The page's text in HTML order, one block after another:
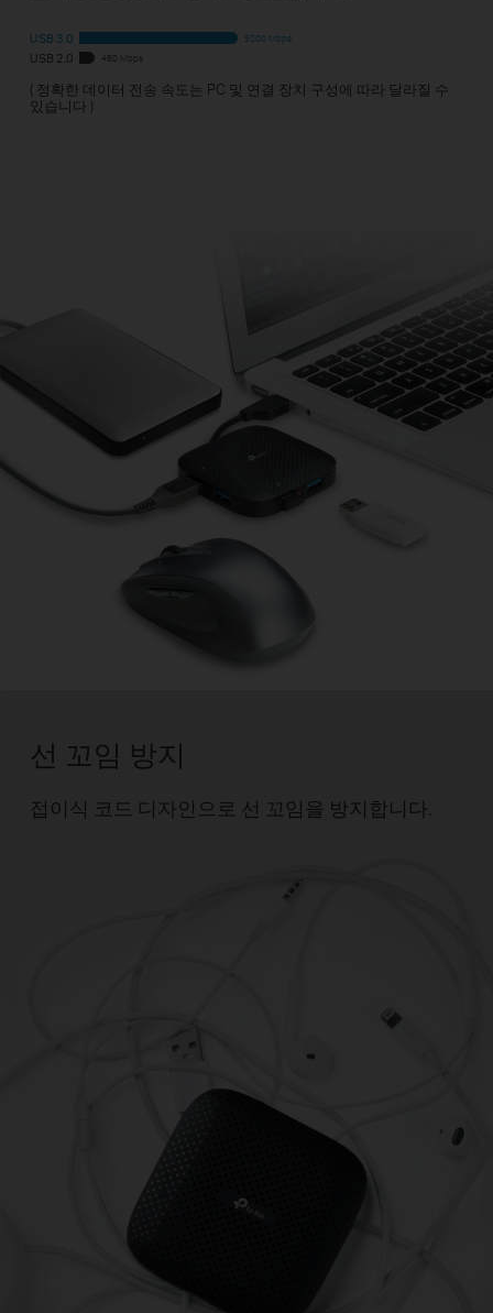
( 정확한 데이터 전송 속도는 PC 및 연결 장치 구성에 따라 달라질 수
있습니다 )
선 꼬임 방지
접이식 코드 디자인으로 선 꼬임을 방지합니다.